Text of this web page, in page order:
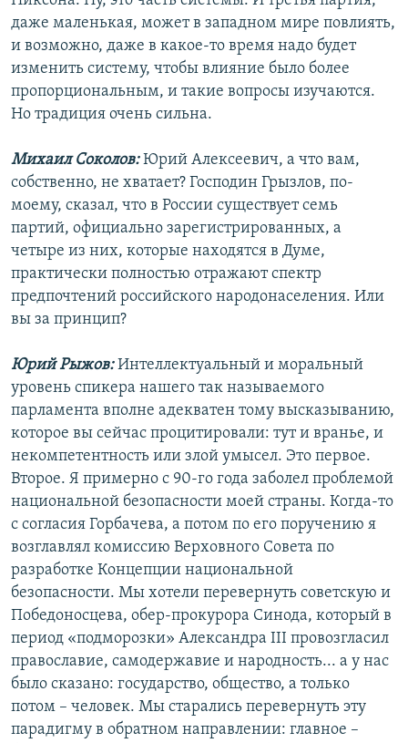
даже маленькая, может в западном мире повлиять,
и возможно, даже в какое-то время надо будет
изменить систему, чтобы влияние было более
пропорциональным, и такие вопросы изучаются.
Но традиция очень сильна.
Михаил Соколов:Юрий Алексеевич, а что вам,
собственно, не хватает? Господин Грызлов, по-
моему, сказал, что в России существует семь
партий, официально зарегистрированных, а
четыре из них, которые находятся в Думе,
практически полностью отражают спектр
предпочтений российского народонаселения. Или
вы за принцип?
Юрий Рыжов:Интеллектуальный и моральный
уровень спикера нашего так называемого
парламента вполне адекватен тому высказыванию,
которое вы сейчас процитировали: тут и вранье, и
некомпетентность или злой умысел. Это первое.
Второе. Я примерно с 90-го года заболел проблемой
национальной безопасности моей страны. Когда-то
с согласия Горбачева, а потом по его поручению я
возглавлял комиссию Верховного Совета по
разработке Концепции национальной
безопасности. Мы хотели перевернуть советскую и
Победоносцева, обер-прокурора Синода, который в
период «подморозки» Александра III провозгласил
православие, самодержавие и народность... а у нас
было сказано: государство, общество, а только
потом – человек. Мы старались перевернуть эту
парадигму в обратном направлении: главное –